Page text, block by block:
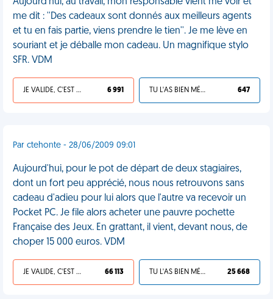
me dit : ''Des cadeaux sont donnés aux meilleurs agents
et tu en fais partie, viens prendre le tien''. Je me lève en
souriant et je déballe mon cadeau. Un magnifique stylo
SFR. VDM
JE VALIDE, C'EST UNE VDM 6 991 TU L'AS BIEN MÉRITÉ 647
Par ctehonte - 28/06/2009 09:01
Aujourd'hui, pour le pot de départ de deux stagiaires,
dont un fort peu apprécié, nous nous retrouvons sans
cadeau d'adieu pour lui alors que l'autre va recevoir un
Pocket PC. Je file alors acheter une pauvre pochette
Française des Jeux. En grattant, il vient, devant nous, de
choper 15 000 euros. VDM
JE VALIDE, C'EST UNE VDM 66 113 TU L'AS BIEN MÉRITÉ 25 668